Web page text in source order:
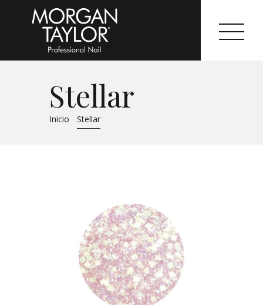
Stellar
Inicio Stellar
Morgan Taylor®
Sistemas Profesionales
Colecciones
Tutoriales
Contacto